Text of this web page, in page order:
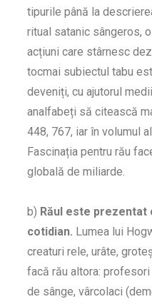
tipurile până la
ritual satanic sângeros,
acțiuni care stârnesc
tocmai subiectul tabu
deveniți, cu ajutorul
analfabeți să citească
448, 767, iar în volumul
Fascinația pentru rău
globală de miliarde.
b) Răul este prezentat
cotidian. Lumea lui
creaturi rele, urâte,
facă rău altora:
de sânge, vârcolaci